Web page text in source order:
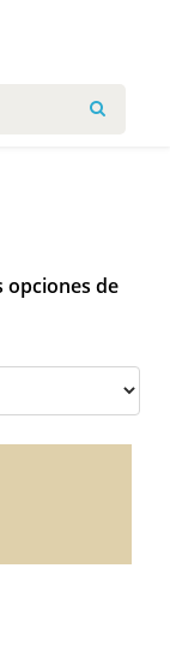
SEARCH
opciones de